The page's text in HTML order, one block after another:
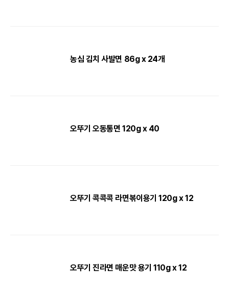
농심 김치 사발면 86g x 24개
오뚜기 오동통면 120g x 40
오뚜기 콕콕콕 라면볶이용기 120g x 12
오뚜기 진라면 매운맛 용기 110g x 12